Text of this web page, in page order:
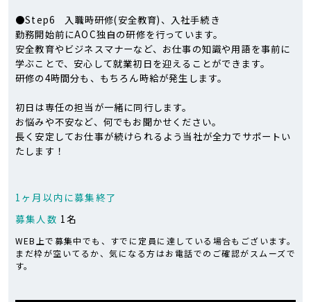
●Step6 入職時研修(安全教育)、入社手続き
勤務開始前にAOC独自の研修を行っています。
安全教育やビジネスマナーなど、お仕事の知識や用語を事前に
学ぶことで、安心して就業初日を迎えることができます。
研修の4時間分も、もちろん時給が発生します。
初日は専任の担当が一緒に同行します。
お悩みや不安など、何でもお聞かせください。
長く安定してお仕事が続けられるよう当社が全力でサポートい
たします！
1ヶ月以内に募集終了
募集人数 1名
WEB上で募集中でも、すでに定員に達している場合もございます。
まだ枠が空いてるか、気になる方はお電話でのご確認がスムーズで
す。